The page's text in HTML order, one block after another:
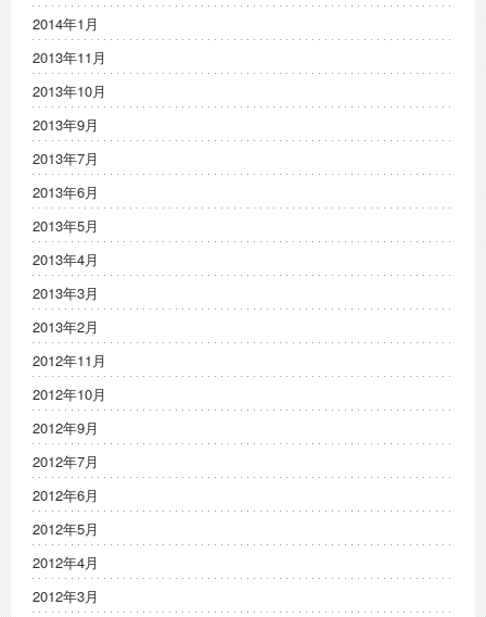
2014年1月
2013年11月
2013年10月
2013年9月
2013年7月
2013年6月
2013年5月
2013年4月
2013年3月
2013年2月
2012年11月
2012年10月
2012年9月
2012年7月
2012年6月
2012年5月
2012年4月
2012年3月